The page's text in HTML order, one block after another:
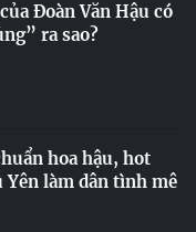
Đoàn Văn Hậu có
ra sao?
hoa hậu, hot
Yên làm dân tình mê